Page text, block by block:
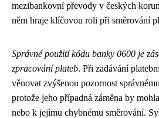
mezibankovní převody v českých
něm hraje klíčovou roli při směrování
Správné použití kódu banky 0600 je
zpracování plateb. Při zadávání
věnovat zvýšenou pozornost
protože jeho případná záměna by
nebo k jejímu chybnému směrování.